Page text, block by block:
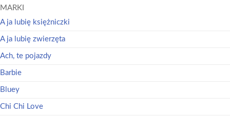
MARKI
A ja lubię księżniczki
A ja lubię zwierzęta
Ach, te pojazdy
Barbie
Bluey
Chi Chi Love